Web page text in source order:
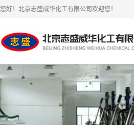
您好！北京志盛威华化工有限公司欢迎您！